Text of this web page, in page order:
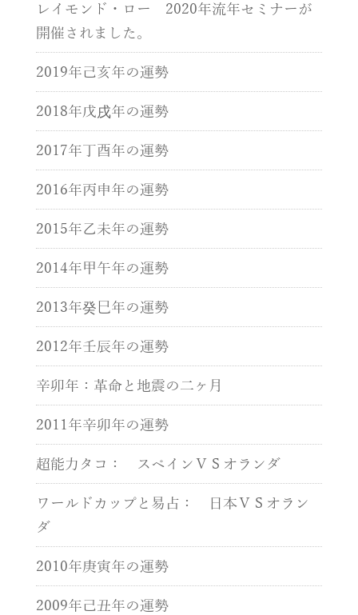
レイモンド・ロー 2020年流年セミナーが
開催されました。
2019年己亥年の運勢
2018年戊戌年の運勢
2017年丁酉年の運勢
2016年丙申年の運勢
2015年乙未年の運勢
2014年甲午年の運勢
2013年癸巳年の運勢
2012年壬辰年の運勢
辛卯年：革命と地震の二ヶ月
2011年辛卯年の運勢
超能力タコ： スペインＶＳオランダ
ワールドカップと易占： 日本ＶＳオラン
ダ
2010年庚寅年の運勢
2009年己丑年の運勢